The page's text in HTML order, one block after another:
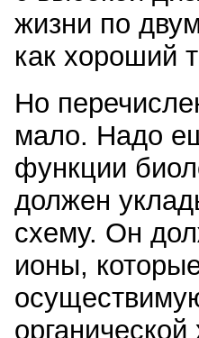
жизни по
как хороший
Но
мало. Надо
функции
должен
схему. Он
ионы,